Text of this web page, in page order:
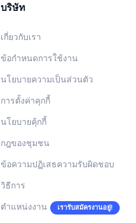
บริษัท
เกี่ยวกับเรา
ข้อกำหนดการใช้งาน
นโยบายความเป็นส่วนตัว
การตั้งค่าคุกกี้
นโยบายคุ้กกี้
กฎของชุมชน
ข้อความปฏิเสธความรับผิดชอบ
วิธีการ
ตำแหน่งงาน เรารับสมัครงานอยู่!